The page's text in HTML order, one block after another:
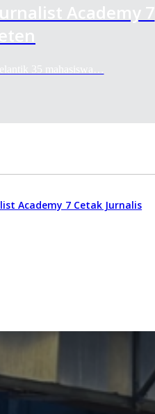
Academy 7
35 mahasiswa…
Academy 7 Cetak Jurnalis